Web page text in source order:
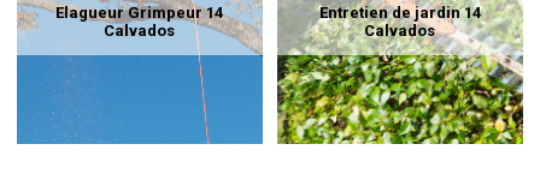
Elagueur Grimpeur 14
Calvados
Entretien de jardin 14
Calvados